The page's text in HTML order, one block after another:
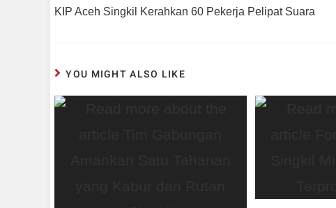
KIP Aceh Singkil Kerahkan 60 Pekerja Pelipat Suara
YOU MIGHT ALSO LIKE